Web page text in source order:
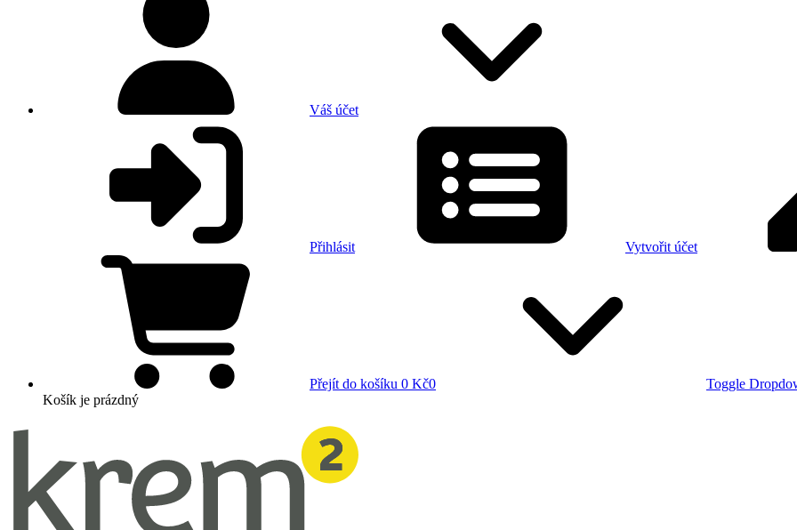
Váš účet
Přihlásit Vytvořit účet
Přejít do košíku 0 Kč0
Toggle
Košík je prázdný